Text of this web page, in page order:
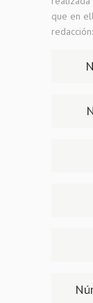
que en
redacción: